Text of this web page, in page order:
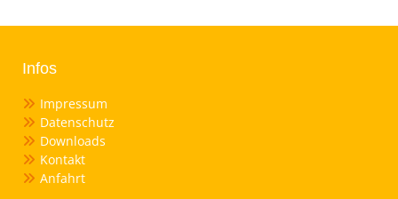
Infos
Impressum
Datenschutz
Downloads
Kontakt
Anfahrt